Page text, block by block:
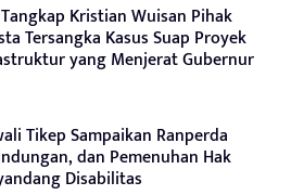
Kristian Wuisan Pihak
Tersangka Kasus Suap Proyek
yang Menjerat Gubernur
Tikep Sampaikan Ranperda
dan Pemenuhan Hak
Disabilitas